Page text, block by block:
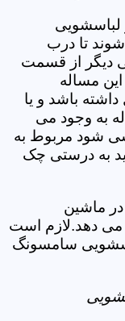
لباسشویی
تا درب
دیگر از قسمت
مساله
باشد و یا
به وجود می
شود مربوط به
به درستی چک
در ماشین
می دهد.لازم است
سامسونگ